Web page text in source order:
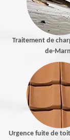
Traitement de
de-
Urgence fuite de